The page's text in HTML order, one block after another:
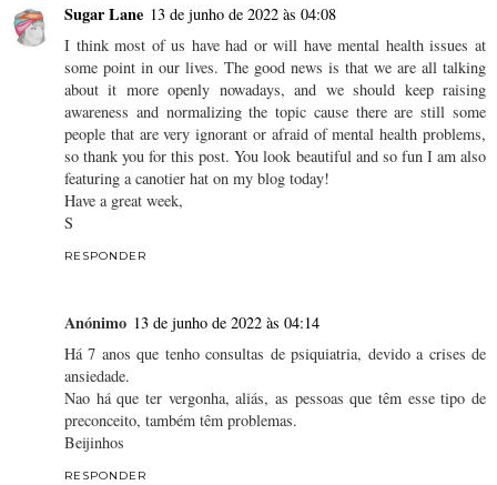
Sugar Lane 13 de junho de 2022 às 04:08
I think most of us have had or will have mental health issues at
some point in our lives. The good news is that we are all talking
about it more openly nowadays, and we should keep raising
awareness and normalizing the topic cause there are still some
people that are very ignorant or afraid of mental health problems,
so thank you for this post. You look beautiful and so fun I am also
featuring a canotier hat on my blog today!
Have a great week,
S
RESPONDER
Anónimo 13 de junho de 2022 às 04:14
Há 7 anos que tenho consultas de psiquiatria, devido a crises de
ansiedade.
Nao há que ter vergonha, aliás, as pessoas que têm esse tipo de
preconceito, também têm problemas.
Beijinhos
RESPONDER